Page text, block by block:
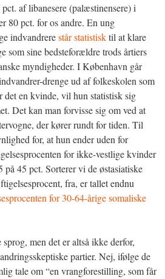
af libanesere (palæstinensere) i
80 pct. for os andre. En ung
indvandrerestår statistisktil at klare
som sine bedsteforældre trods årtiers
myndigheder. I København går
drenge ud af folkeskolen som
det en kvinde, vil hun statistisk sig
Det kan man forvisse sig om ved at
der kører rundt for tiden. Til
for, at hun ender uden for
for ikke-vestlige kvinder
45 pct. Sorterer vi de østasiatiske
fra, er tallet endnu
for 30-64-årige somaliske
men det er altså ikke derfor,
partier. Nej, ifølge de
tale om “en vrangforestilling, som får